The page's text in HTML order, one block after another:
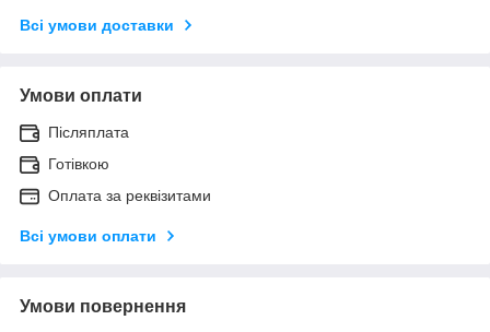
Всі умови доставки
Умови оплати
Післяплата
Готівкою
Оплата за реквізитами
Всі умови оплати
Умови повернення